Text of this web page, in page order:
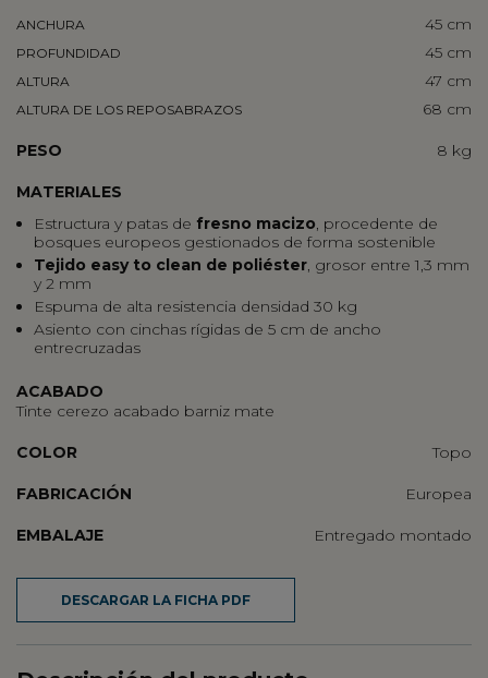
ANCHURA 45 cm
PROFUNDIDAD 45 cm
ALTURA 47 cm
ALTURA DE LOS REPOSABRAZOS 68 cm
PESO 8 kg
MATERIALES
Estructura y patas de fresno macizo, procedente de
bosques europeos gestionados de forma sostenible
Tejido easy to clean de poliéster, grosor entre 1,3 mm
y 2 mm
Espuma de alta resistencia densidad 30 kg
Asiento con cinchas rígidas de 5 cm de ancho
entrecruzadas
ACABADO
Tinte cerezo acabado barniz mate
COLOR Topo
FABRICACIÓN Europea
EMBALAJE Entregado montado
DESCARGAR LA FICHA PDF